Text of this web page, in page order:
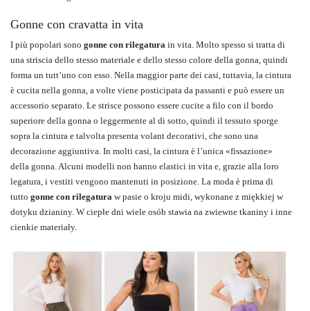
Gonne con cravatta in vita
I più popolari sono gonne con rilegatura in vita. Molto spesso si tratta di
una striscia dello stesso materiale e dello stesso colore della gonna, quindi
forma un tutt’uno con esso. Nella maggior parte dei casi, tuttavia, la cintura
è cucita nella gonna, a volte viene posticipata da passanti e può essere un
accessorio separato. Le strisce possono essere cucite a filo con il bordo
superiore della gonna o leggermente al di sotto, quindi il tessuto sporge
sopra la cintura e talvolta presenta volant decorativi, che sono una
decorazione aggiuntiva. In molti casi, la cintura è l’unica «fissazione»
della gonna. Alcuni modelli non hanno elastici in vita e, grazie alla loro
legatura, i vestiti vengono mantenuti in posizione. La moda è prima di
tutto gonne con rilegatura w pasie o kroju midi, wykonane z miękkiej w
dotyku dzianiny. W ciepłe dni wiele osób stawia na zwiewne tkaniny i inne
cienkie materiały.